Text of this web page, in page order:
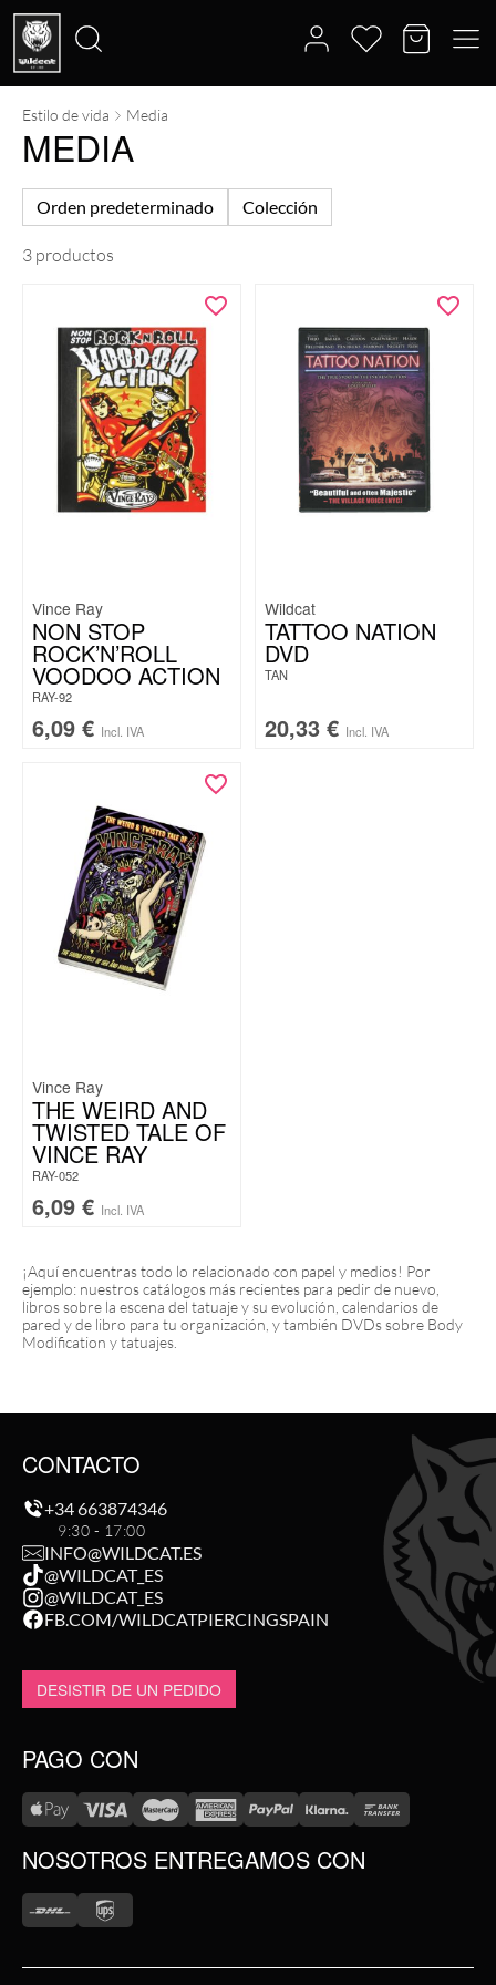
Buscar
por:
Estilo de vida Media
MEDIA
Orden predeterminado Colección
3 productos
Vince Ray
NON STOP
ROCK’N’ROLL
VOODOO ACTION
RAY-92
6,09 € Incl. IVA
Wildcat
TATTOO NATION
DVD
TAN
20,33 € Incl. IVA
Vince Ray
THE WEIRD AND
TWISTED TALE OF
VINCE RAY
RAY-052
6,09 € Incl. IVA
¡Aquí encuentras todo lo relacionado con papel y medios! Por
ejemplo: nuestros catálogos más recientes para pedir de nuevo,
libros sobre la escena del tatuaje y su evolución, calendarios de
pared y de libro para tu organización, y también DVDs sobre Body
Modification y tatuajes.
CONTACTO
+34 663874346
9:30 - 17:00
INFO@WILDCAT.ES
@WILDCAT_ES
@WILDCAT_ES
FB.COM/WILDCATPIERCINGSPAIN
DESISTIR DE UN PEDIDO
PAGO CON
NOSOTROS ENTREGAMOS CON